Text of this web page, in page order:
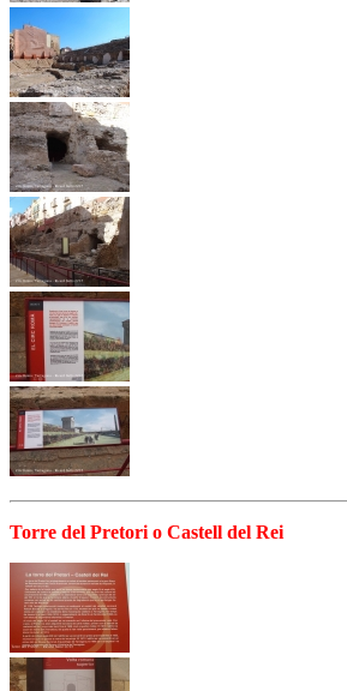
Torre del Pretori o Castell del Rei